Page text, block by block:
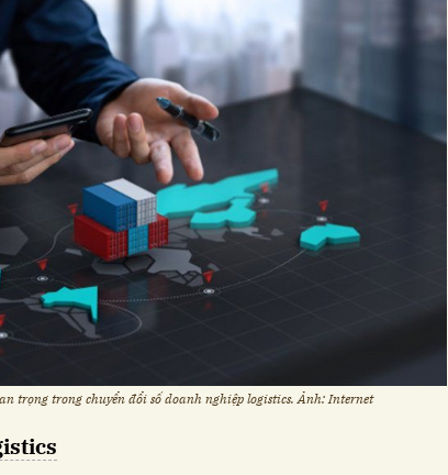
trọng trong chuyển đổi số doanh nghiệp logistics. Ảnh: Internet